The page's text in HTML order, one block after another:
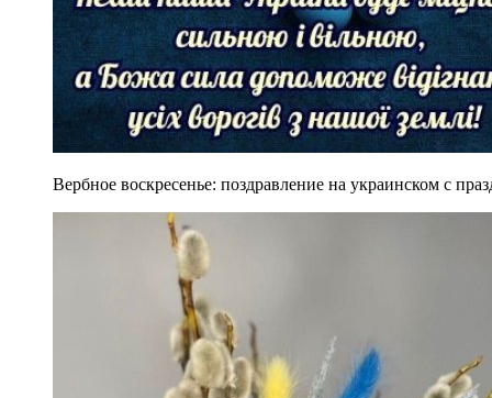
Вербное воскресенье: поздравление на украинском с